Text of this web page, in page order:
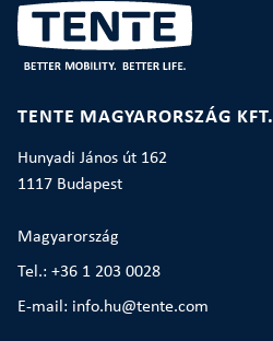
TENTE MAGYARORSZÁG KFT.
Hunyadi János út 162
1117 Budapest
Magyarország
Tel.: +36 1 203 0028
E-mail: info.hu@tente.com